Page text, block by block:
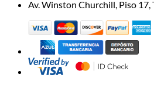
Av. Winston Churchill, Piso